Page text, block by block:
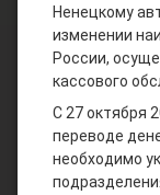
Ненецкому
изменении
России,
кассового
С 27 октября
переводе
необходимо